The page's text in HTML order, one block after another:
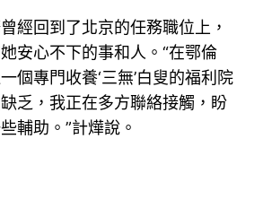
回到了北京的任務職位上，
安心不下的事和人。“在鄂倫
個專門收養‘三無’白叟的福利院
乏，我正在多方聯絡接觸，盼
輔助。”計燁說。